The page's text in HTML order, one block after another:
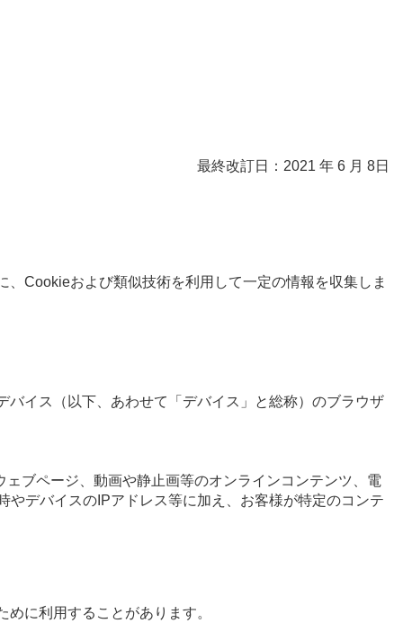
最終改訂日：2021 年 6 月 8日
Cookieおよび類似技術を利用して一定の情報を収集しま
バイス（以下、あわせて「デバイス」と総称）のブラウザ
ブページ、動画や静止画等のオンラインコンテンツ、電
デバイスのIPアドレス等に加え、お客様が特定のコンテ
に利用することがあります。